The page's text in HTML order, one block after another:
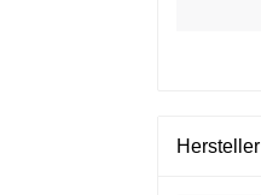
Hersteller